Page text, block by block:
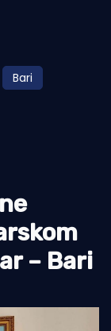
Bari
– Bari